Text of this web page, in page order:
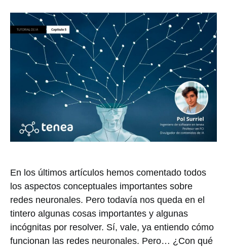
En los últimos artículos hemos comentado todos
los aspectos conceptuales importantes sobre
redes neuronales. Pero todavía nos queda en el
tintero algunas cosas importantes y algunas
incógnitas por resolver. Sí, vale, ya entiendo cómo
funcionan las redes neuronales. Pero… ¿Con qué